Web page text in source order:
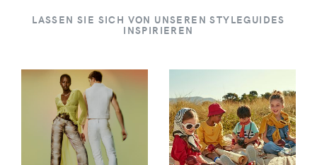
LASSEN SIE SICH VON UNSEREN STYLEGUIDES
INSPIRIEREN